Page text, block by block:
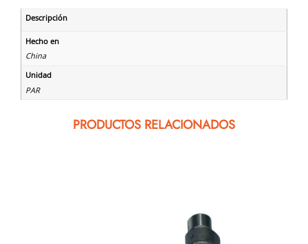
Descripción
Hecho en
China
Unidad
PAR
PRODUCTOS RELACIONADOS